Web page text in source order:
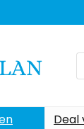
Deal